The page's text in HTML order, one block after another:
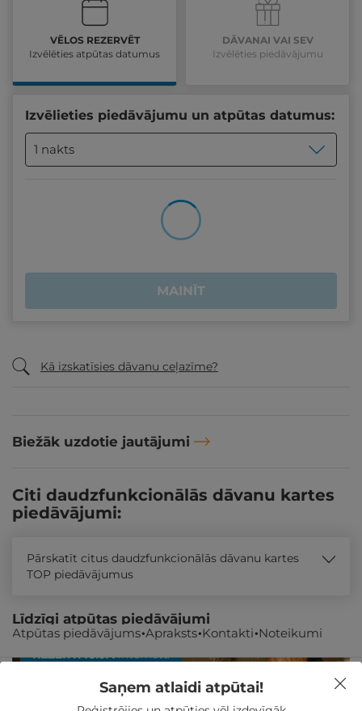
VĒLOS REZERVĒT
Izvēlēties atpūtas datumus
DĀVANAI VAI SEV
Izvēlēties piedāvājumu
Izvēlieties piedāvājumu un atpūtas datumus:
1 nakts
MAINĪT
Kā izskatīsies dāvanu ceļazīme?
Biežāk uzdotie jautājumi
Atpūtas piedāvājums Apraksts Kontakti Noteikumi
Citi daudzfunkcionālās dāvanu kartes
piedāvājumi:
Pārskatīt citus daudzfunkcionālās dāvanu kartes
TOP piedāvājumus
Līdzīgi atpūtas piedāvājumi
REZERVĀCIJAinternetā
Saņem atlaidi atpūtai!